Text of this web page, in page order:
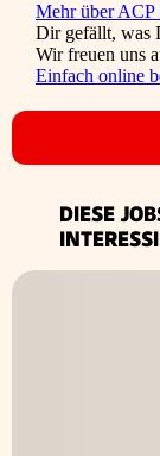
Mehr über ACP
Dir gefällt, was
Wir freuen uns
Einfach online
DIESE